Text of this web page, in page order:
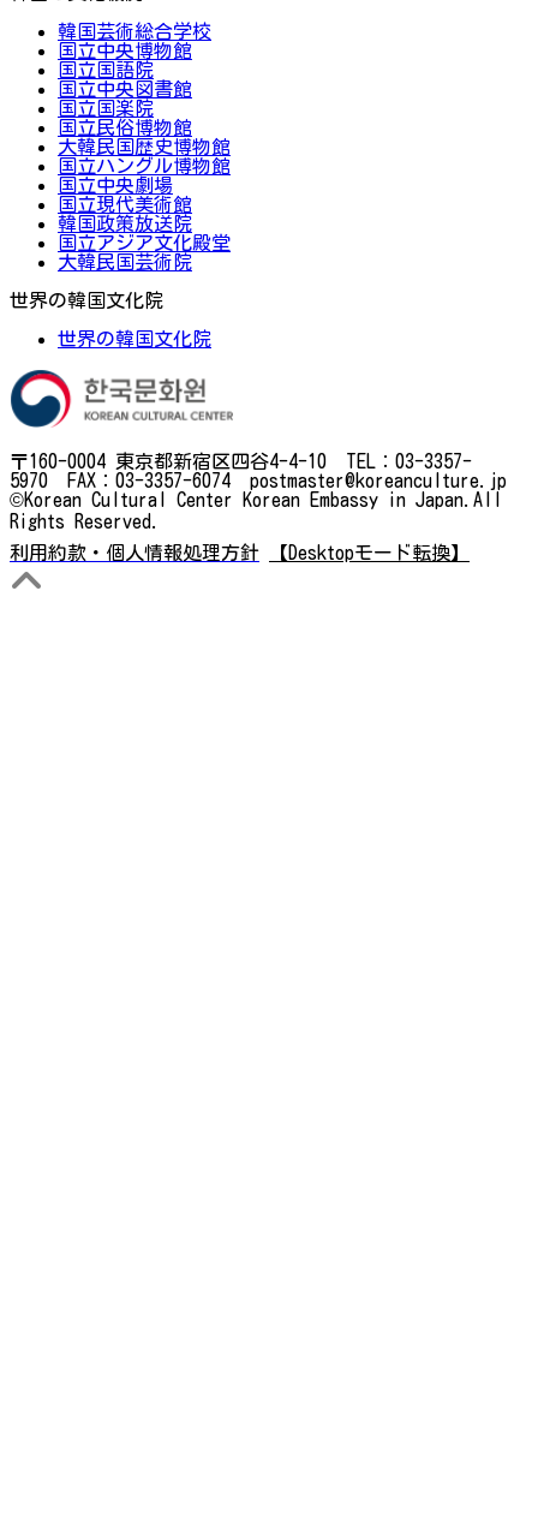
韓国芸術総合学校
国立中央博物館
国立国語院
国立中央図書館
国立国楽院
国立民俗博物館
大韓民国歴史博物館
国立ハングル博物館
国立中央劇場
国立現代美術館
韓国政策放送院
国立アジア文化殿堂
大韓民国芸術院
世界の韓国文化院
世界の韓国文化院
〒160-0004 東京都新宿区四谷4-4-10 TEL：03-3357-
5970 FAX：03-3357-6074 postmaster@koreanculture.jp
©Korean Cultural Center Korean Embassy in Japan.All
Rights Reserved.
利用約款・個人情報処理方針
【Desktopモード転換】